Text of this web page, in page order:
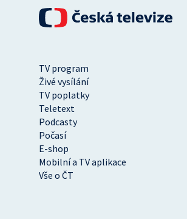
TV program
Živé vysílání
TV poplatky
Teletext
Podcasty
Počasí
E-shop
Mobilní a TV aplikace
Vše o ČT